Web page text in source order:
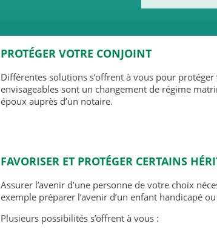
PROTÉGER VOTRE CONJOINT
Différentes solutions s’offrent à vous pour
envisageables sont un changement de régime
époux auprès d’un notaire.
FAVORISER ET PROTÉGER CERTAINS
Assurer l’avenir d’une personne de votre choix
exemple préparer l’avenir d’un enfant handicapé
Plusieurs possibilités s’offrent à vous :